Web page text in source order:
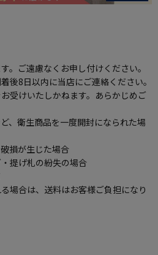
。ご遠慮なくお申し付けください。
後8日以内に当店にご連絡ください。
受けいたしかねます。あらかじめご
、衛生商品を一度開封になられた場
損が生じた場合
提げ札の紛失の場合
場合は、送料はお客様ご負担になり